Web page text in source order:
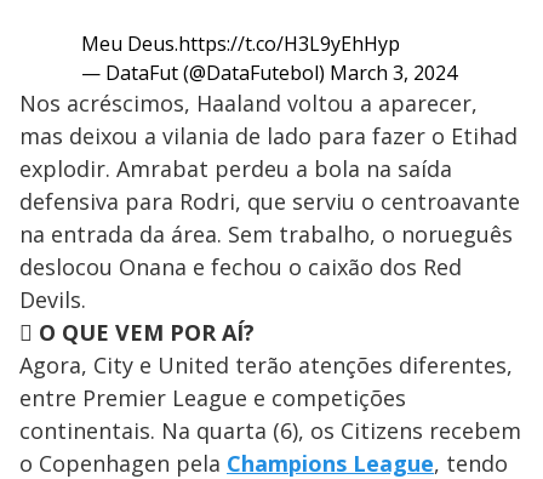
Meu Deus.https://t.co/H3L9yEhHyp
— DataFut (@DataFutebol) March 3, 2024
Nos acréscimos, Haaland voltou a aparecer,
mas deixou a vilania de lado para fazer o Etihad
explodir. Amrabat perdeu a bola na saída
defensiva para Rodri, que serviu o centroavante
na entrada da área. Sem trabalho, o norueguês
deslocou Onana e fechou o caixão dos Red
Devils.
 O QUE VEM POR AÍ?
Agora, City e United terão atenções diferentes,
entre Premier League e competições
continentais. Na quarta (6), os Citizens recebem
o Copenhagen pela Champions League, tendo